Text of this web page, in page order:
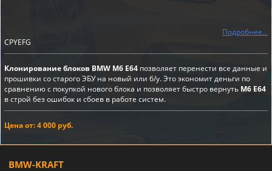
Подробнее...
CPYEFG
Клонирование блоков BMW M6 E64 позволяет перенести все данные и
прошивки со старого ЭБУ на новый или б/у. Это экономит деньги по
сравнению с покупкой нового блока и позволяет быстро вернуть M6 E64
в строй без ошибок и сбоев в работе систем.
Цена от: 4 000 руб.
BMW-KRAFT